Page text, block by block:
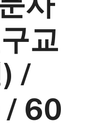
교
/
/ 60